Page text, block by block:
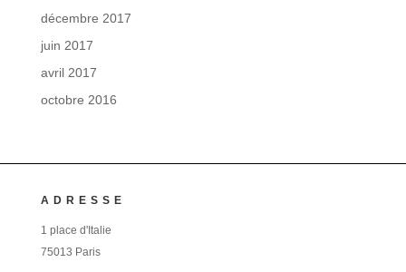
décembre 2017
juin 2017
avril 2017
octobre 2016
ADRESSE
1 place d'Italie
75013 Paris